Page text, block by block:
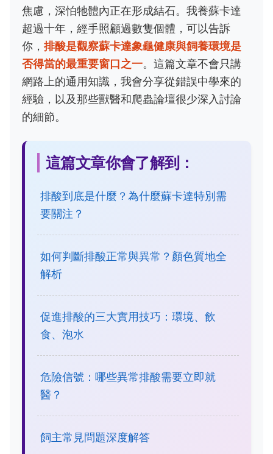
焦慮，深怕牠體內正在形成結石。我養蘇卡達
超過十年，經手照顧過數隻個體，可以告訴
你， 排酸是觀察蘇卡達象龜健康與飼養環境是
否得當的最重要窗口之一。這篇文章不會只講
網路上的通用知識，我會分享從錯誤中學來的
經驗，以及那些獸醫和爬蟲論壇很少深入討論
的細節。
這篇文章你會了解到：
排酸到底是什麼？為什麼蘇卡達特別需
要關注？
如何判斷排酸正常與異常？顏色質地全
解析
促進排酸的三大實用技巧：環境、飲
食、泡水
危險信號：哪些異常排酸需要立即就
醫？
飼主常見問題深度解答